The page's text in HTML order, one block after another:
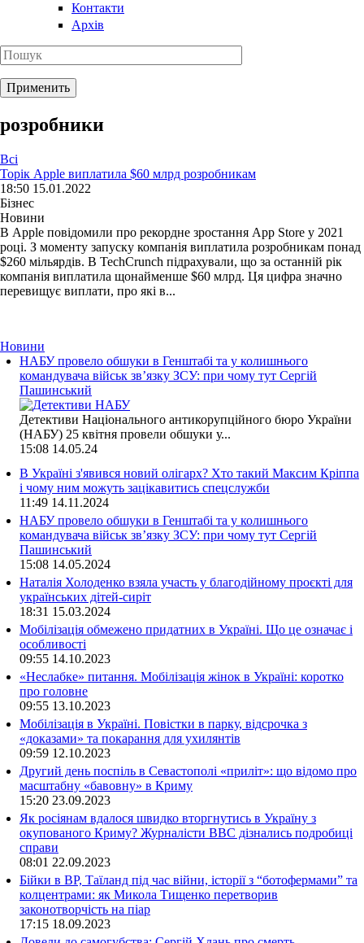
Контакти
Архів
розробники
Всі
Торік Apple виплатила $60 млрд розробникам
18:50 15.01.2022
Бізнес
Новини
В Apple повідомили про рекордне зростання App Store у 2021
році. З моменту запуску компанія виплатила розробникам понад
$260 мільярдів. В TechCrunch підрахували, що за останній рік
компанія виплатила щонайменше $60 млрд. Ця цифра значно
перевищує виплати, про які в...
Новини
НАБУ провело обшуки в Генштабі та у колишнього
командувача військ зв’язку ЗСУ: при чому тут Сергій
Пашинський
Детективи Національного антикорупційного бюро України
(НАБУ) 25 квітня провели обшуки у...
15:08 14.05.24
В Україні з'явився новий олігарх? Хто такий Максим Кріппа
і чому ним можуть зацікавитись спецслужби
11:49 14.11.2024
НАБУ провело обшуки в Генштабі та у колишнього
командувача військ зв’язку ЗСУ: при чому тут Сергій
Пашинський
15:08 14.05.2024
Наталія Холоденко взяла участь у благодійному проєкті для
українських дітей-сиріт
18:31 15.03.2024
Мобілізація обмежено придатних в Україні. Що це означає і
особливості
09:55 14.10.2023
«Неслабке» питання. Мобілізація жінок в Україні: коротко
про головне
09:55 13.10.2023
Мобілізація в Україні. Повістки в парку, відсрочка з
«доказами» та покарання для ухилянтів
09:59 12.10.2023
Другий день поспіль в Севастополі «приліт»: що відомо про
масштабну «бавовну» в Криму
15:20 23.09.2023
Як росіянам вдалося швидко вторгнутись в Україну з
окупованого Криму? Журналісти ВВС дізнались подробиці
справи
08:01 22.09.2023
Бійки в ВР, Таїланд під час війни, історії з “ботофермами” та
колцентрами: як Микола Тищенко перетворив
законотворчість на піар
17:15 18.09.2023